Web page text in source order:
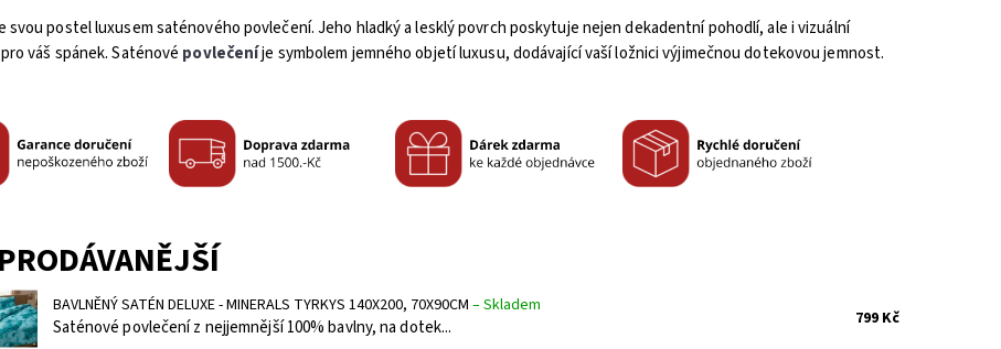
svou postel luxusem saténového povlečení. Jeho hladký a lesklý povrch poskytuje nejen dekadentní pohodlí, ale i vizuální
váš spánek. Saténové povlečeníje symbolem jemného objetí luxusu, dodávající vaší ložnici výjimečnou dotekovou jemnost.
BAVLNĚNÝ SATÉN DELUXE - MINERALS TYRKYS 140X200, 70X90CM –Skladem
Saténové povlečení z nejjemnější 100% bavlny, na dotek... 799 Kč